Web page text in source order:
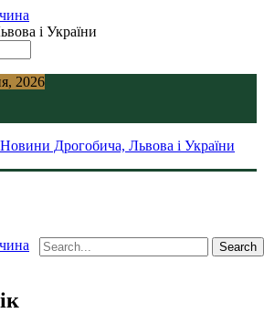
і України
2026
Дрогобича, Львова і України